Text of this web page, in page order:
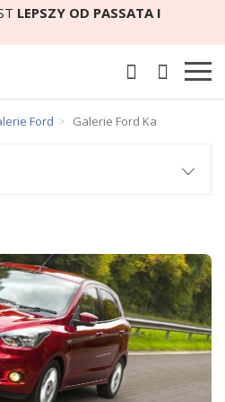
LEPSZY OD PASSATA I
Ford Galerie Ford Ka